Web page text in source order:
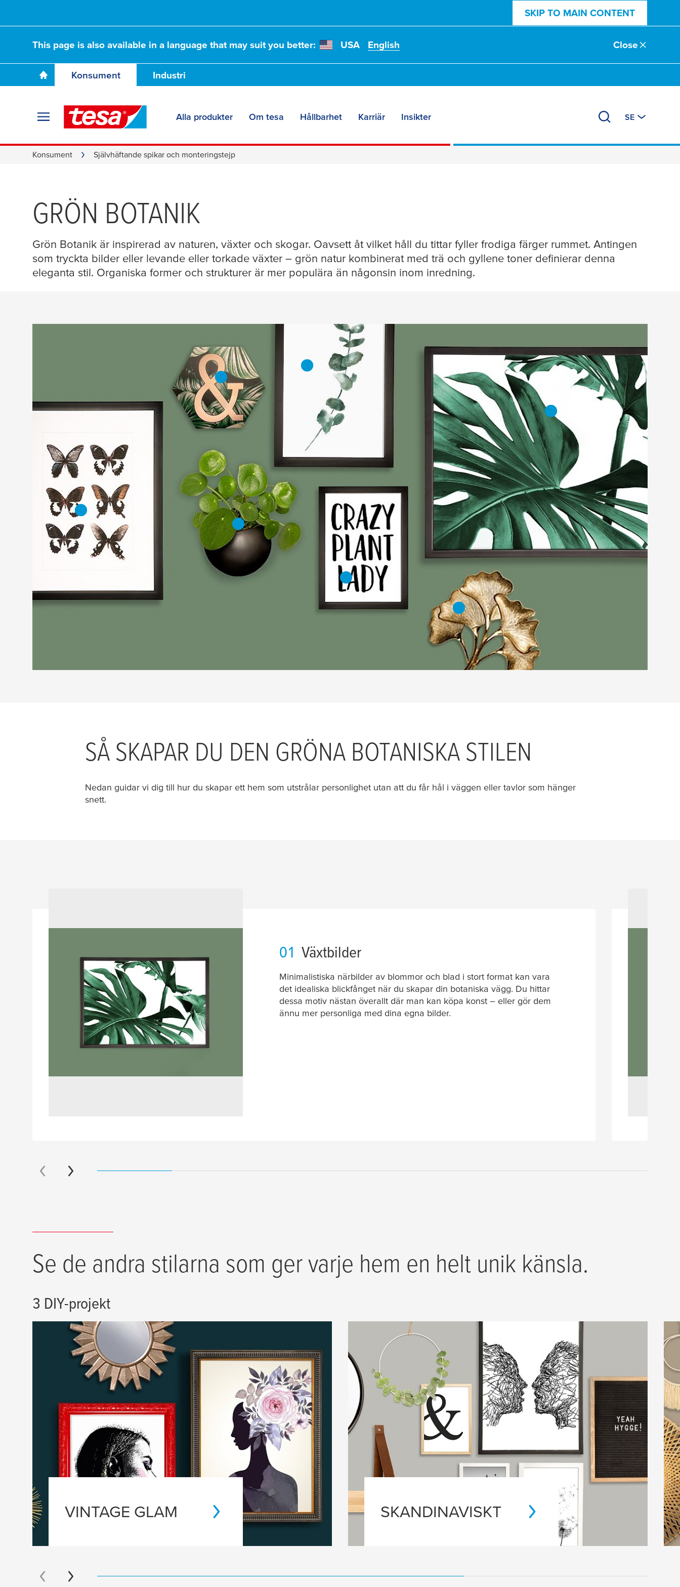
SKIP TO MAIN CONTENT
This page is also available in a language that may suit you better: USA English Close
Konsument Industri
Alla produkter Om tesa Hållbarhet Karriär Insikter SE
Konsument Självhäftande spikar och monteringstejp
GRÖN BOTANIK
Grön Botanik är inspirerad av naturen, växter och skogar. Oavsett åt vilket håll du tittar fyller frodiga färger rummet. Antingen
som tryckta bilder eller levande eller torkade växter – grön natur kombinerat med trä och gyllene toner definierar denna
eleganta stil. Organiska former och strukturer är mer populära än någonsin inom inredning.
SÅ SKAPAR DU DEN GRÖNA BOTANISKA STILEN
Nedan guidar vi dig till hur du skapar ett hem som utstrålar personlighet utan att du får hål i väggen eller tavlor som hänger
snett.
01 Växtbilder
Minimalistiska närbilder av blommor och blad i stort format kan vara
det idealiska blickfånget när du skapar din botaniska vägg. Du hittar
dessa motiv nästan överallt där man kan köpa konst – eller gör dem
ännu mer personliga med dina egna bilder.
Se de andra stilarna som ger varje hem en helt unik känsla.
3 DIY-projekt
VINTAGE GLAM SKANDINAVISKT